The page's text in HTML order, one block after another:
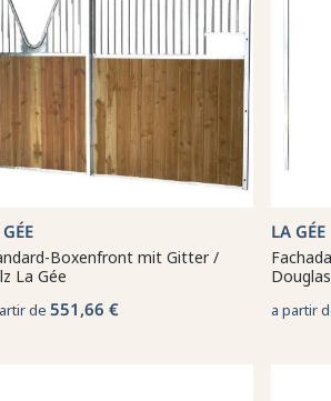
Boxenfront mit Gitter /
La Gée
de 551,66 €
LA GÉE
a partir